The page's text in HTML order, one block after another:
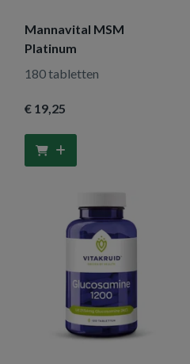
Mannavital MSM
Platinum
180 tabletten
€ 19,25